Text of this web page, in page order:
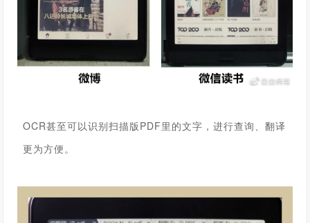
OCR甚至可以识别扫描版PDF里的文字，进行查询、翻译
更为方便。